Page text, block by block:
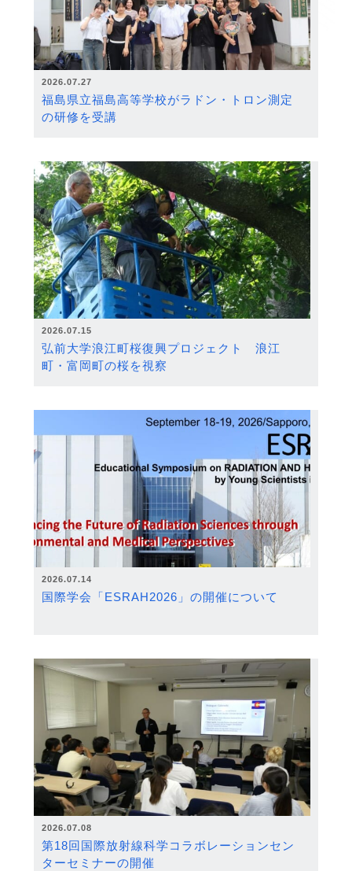
2026.07.27
福島県立福島高等学校がラドン・トロン測定
の研修を受講
2026.07.15
弘前大学浪江町桜復興プロジェクト 浪江
町・富岡町の桜を視察
2026.07.14
国際学会「ESRAH2026」の開催について
2026.07.08
第18回国際放射線科学コラボレーションセン
ターセミナーの開催